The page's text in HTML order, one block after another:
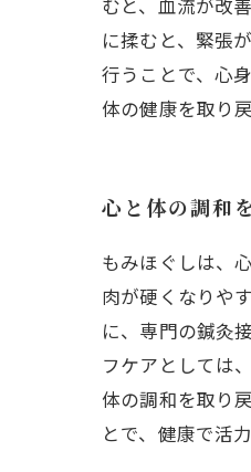
むと、血流が改
に揉むと、緊張
行うことで、心
体の健康を取り
心と体の調和
もみほぐしは、
肉が硬くなりや
に、専門の鍼灸
フケアとしては
体の調和を取り
とで、健康で活